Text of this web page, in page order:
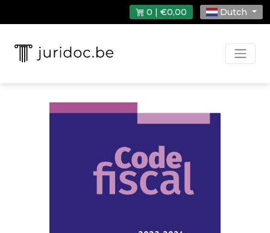
0 | €0,00 Dutch